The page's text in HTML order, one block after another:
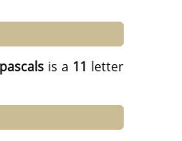
is a 11 letter